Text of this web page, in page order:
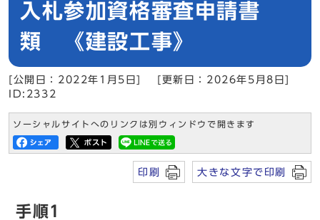
入札参加資格審査申請書
類 《建設工事》
[公開日：2022年1月5日]
[更新日：2026年5月8日]
ID:2332
ソーシャルサイトへのリンクは別ウィンドウで開きます
印刷 大きな文字で印刷
手順1